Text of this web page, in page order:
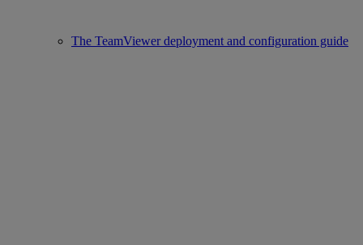
The TeamViewer deployment and configuration guide